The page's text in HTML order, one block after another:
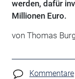
werden, dafür
Millionen Euro.
von Thomas
Kommentare